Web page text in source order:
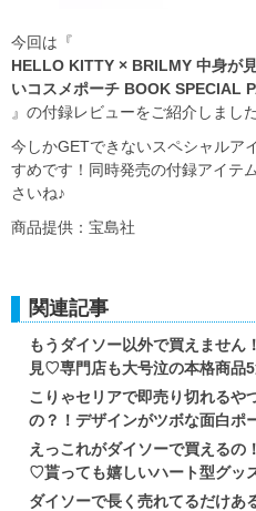
今回は『
HELLO KITTY × BRILMY 中身が
いコスメポーチ BOOK SPECIAL
』の付録レビューをご紹介しました
今しかGETできないスペシャルア
すめです！同時発売の付録アイテ
さいね♪
商品提供：宝島社
関連記事
もうダイソー以外で買えません
見♡専門店も大号泣の本格商品
こりゃセリアで即売り切れる
の？！デザインがツボな面白ポ
えっこれがダイソーで買えるの
♡貰っても嬉しいハート型グッ
ダイソーで長く売れてるだけあ